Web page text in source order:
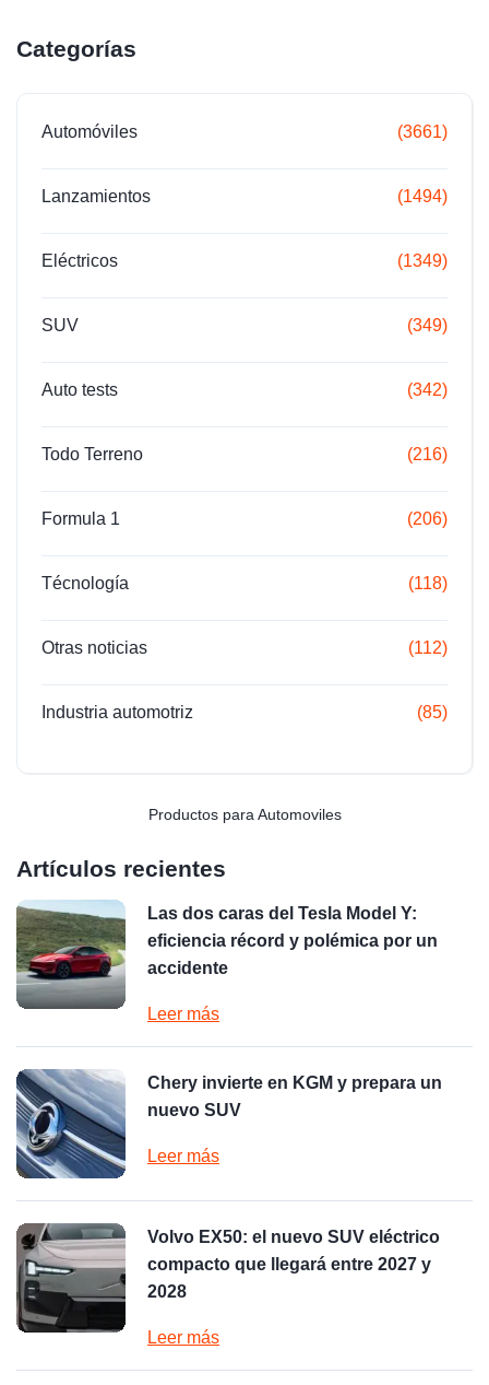
Categorías
Automóviles (3661)
Lanzamientos (1494)
Eléctricos (1349)
SUV (349)
Auto tests (342)
Todo Terreno (216)
Formula 1 (206)
Técnología (118)
Otras noticias (112)
Industria automotriz (85)
Productos para Automoviles
Artículos recientes
Las dos caras del Tesla Model Y:
eficiencia récord y polémica por un
accidente
Leer más
Chery invierte en KGM y prepara un
nuevo SUV
Leer más
Volvo EX50: el nuevo SUV eléctrico
compacto que llegará entre 2027 y
2028
Leer más